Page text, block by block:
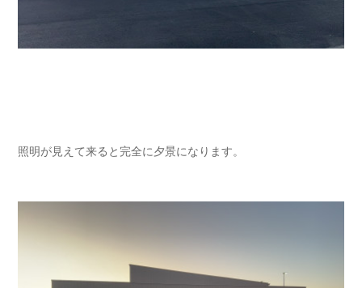
照明が見えて来ると完全に夕景になります。